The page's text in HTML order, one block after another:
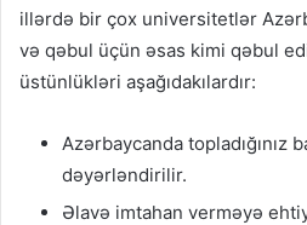
illərdə bir çox universitetlər
və qəbul üçün əsas kimi qəbul
üstünlükləri aşağıdakılardır:
Azərbaycanda topladığınız
dəyərləndirilir.
Əlavə imtahan verməyə